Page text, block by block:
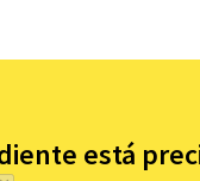
está